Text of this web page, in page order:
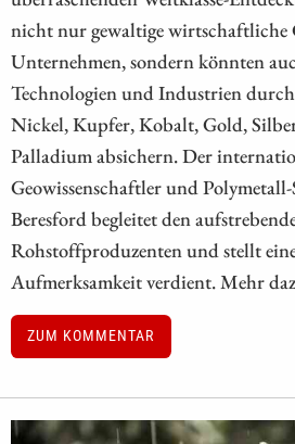
nicht nur gewaltige wirtschaftliche
Unternehmen, sondern könnten
Technologien und Industrien
Nickel, Kupfer, Kobalt, Gold,
Palladium absichern. Der
Geowissenschaftler und
Beresford begleitet den
Rohstoffproduzenten und stellt
Aufmerksamkeit verdient. Mehr
ZUM KOMMENTAR